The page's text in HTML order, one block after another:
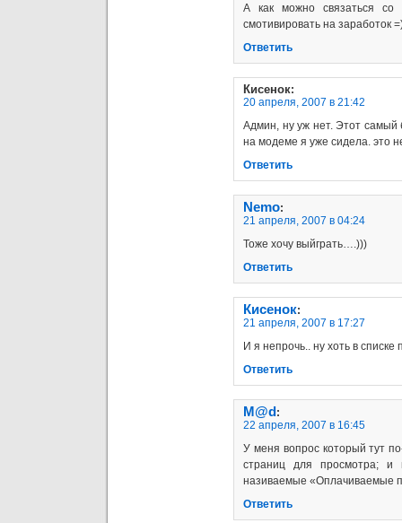
А как можно связаться
смотивировать на заработок
Ответить
Кисенок:
20 апреля, 2007 в 21:42
Админ, ну уж нет. Этот самый
на модеме я уже сидела. это
Ответить
Nemo:
21 апреля, 2007 в 04:24
Тоже хочу выйграть….)))
Ответить
Кисенок:
21 апреля, 2007 в 17:27
И я непрочь.. ну хоть в
Ответить
M@d :
22 апреля, 2007 в 16:45
У меня вопрос который тут
страниц для просмотра; и
називаемые «Оплачиваемые
Ответить